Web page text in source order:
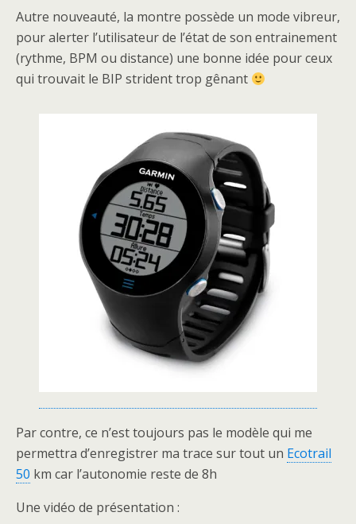
Autre nouveauté, la montre possède un mode vibreur,
pour alerter l’utilisateur de l’état de son entrainement
(rythme, BPM ou distance) une bonne idée pour ceux
qui trouvait le BIP strident trop gênant
Par contre, ce n’est toujours pas le modèle qui me
permettra d’enregistrer ma trace sur tout un Ecotrail
50 km car l’autonomie reste de 8h
Une vidéo de présentation :